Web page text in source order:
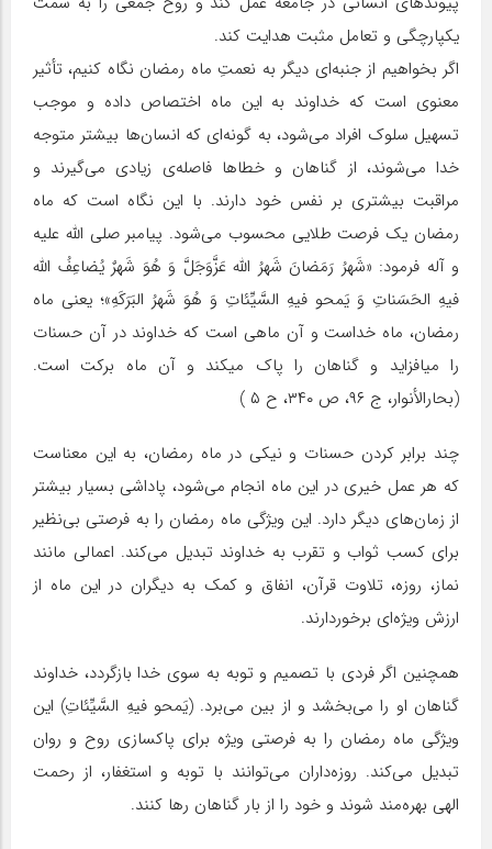
یکپارچگی و تعامل مثبت هدایت کند.
اگر بخواهیم از جنبه‌ای دیگر به نعمتِ ماه رمضان نگاه کنیم، تأثیر
معنوی است که خداوند به این ماه اختصاص داده و موجب
تسهیل سلوک افراد می‌شود، به گونه‌ای که انسان‌ها بیشتر متوجه
خدا می‌شوند، از گناهان و خطاها فاصله‌ی زیادی می‌گیرند و
مراقبت بیشتری بر نفس خود دارند. با این نگاه است که ماه
رمضان یک فرصت طلایی محسوب می‌شود. پیامبر صلی الله علیه
و آله فرمود: «شَهرُ رَمَضانَ شَهرُ اللّه عَزَّوَجَلَّ وَ هُوَ شَهرٌ یُضاعِفُ اللّه‏
فیهِ الحَسَناتِ وَ یَمحو فیهِ السَّیِّئاتِ وَ هُوَ شَهرُ البَرَکَهِ»؛ یعنی ماه
رمضان، ماه خداست و آن ماهی است که خداوند در آن حسنات
را می‏افزاید و گناهان را پاک می‏کند و آن ماه برکت است.
(بحارالأنوار، ج ۹۶، ص ۳۴۰، ح ۵ )
چند برابر کردن حسنات و نیکی در ماه رمضان، به این معناست
که هر عمل خیری در این ماه انجام می‌شود، پاداشی بسیار بیشتر
از زمان‌های دیگر دارد. این ویژگی ماه رمضان را به فرصتی بی‌نظیر
برای کسب ثواب و تقرب به خداوند تبدیل می‌کند. اعمالی مانند
نماز، روزه، تلاوت قرآن، انفاق و کمک به دیگران در این ماه از
ارزش ویژه‌ای برخوردارند.
همچنین اگر فردی با تصمیم و توبه به سوی خدا بازگردد، خداوند
گناهان او را می‌بخشد و از بین می‌برد. (یَمحو فیهِ السَّیِّئاتِ) این
ویژگی ماه رمضان را به فرصتی ویژه برای پاکسازی روح و روان
تبدیل می‌کند. روزه‌داران می‌توانند با توبه و استغفار، از رحمت
الهی بهره‌مند شوند و خود را از بار گناهان رها کنند.